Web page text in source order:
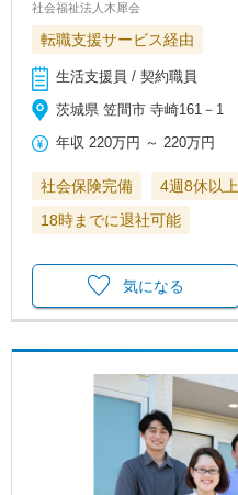
社会福祉法人木犀会
転職支援サービス経由
生活支援員 / 契約職員
茨城県 笠間市 寺崎161－1
年収 220万円 ～220万円
社会保険完備 4週8休以上
18時までに退社可能
気になる